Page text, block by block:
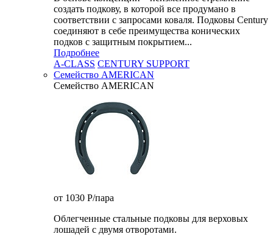
создать подкову, в которой все продумано в
соответствии с запросами коваля. Подковы Century
cоединяют в себе преимущества конических
подков с защитным покрытием...
Подробнее
A-CLASS CENTURY SUPPORT
Семейство AMERICAN
Семейство AMERICAN
от 1030 P/пара
Облегченные стальные подковы для верховых
лошадей с двумя отворотами.